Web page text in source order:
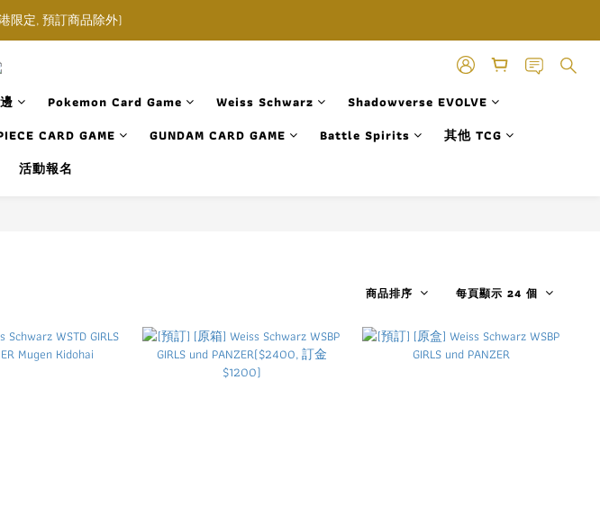
限定, 預訂商品除外)
限定, 預訂商品除外)
選三件$160
限定, 預訂商品除外)
Pokemon Card Game Weiss Schwarz
Shadowverse EVOLVE
CARD GAME GUNDAM CARD GAME Battle Spirits
其他 TCG
活動報名
商品排序 每頁顯示 24 個